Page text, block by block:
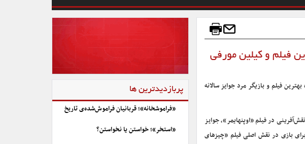
فیلم و کیلین مورفی
فیلم و بازیگر مرد جوایز سالانه
در فیلم «اوپنهایمر»، جوایز
برای بازی در نقش اصلی فیلم «چیزهای
پربازدیدترین ها
«فراموشخانه»؛ قربانیان فراموش‌شده‌ی تاریخ
«استخر»؛ خواستن یا نخواستن؟